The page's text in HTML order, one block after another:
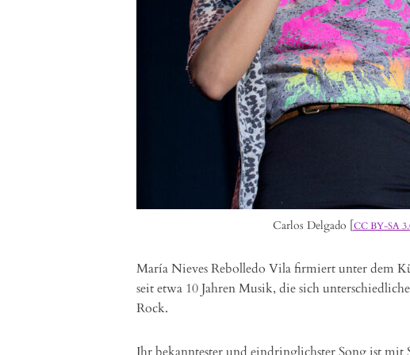
Carlos Delgado [CC BY-SA
María Nieves Rebolledo Vila firmiert unter dem
seit etwa 10 Jahren Musik, die sich
Rock.